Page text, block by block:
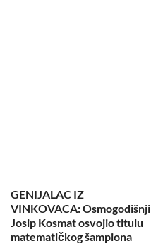
GENIJALAC IZ
VINKOVACA: Osmogodišnji
Josip Kosmat osvojio titulu
matematičkog šampiona